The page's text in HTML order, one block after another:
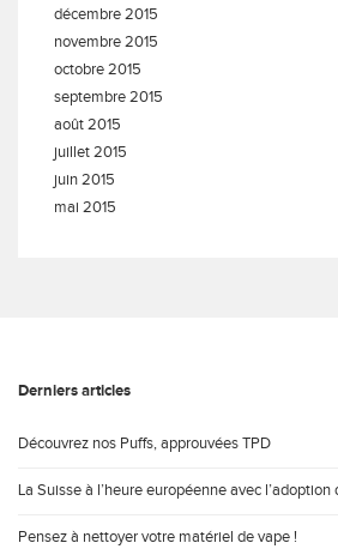
décembre 2015
novembre 2015
octobre 2015
septembre 2015
août 2015
juillet 2015
juin 2015
mai 2015
Derniers articles
Découvrez nos Puffs, approuvées TPD
La Suisse à l’heure européenne avec l’adoption
Pensez à nettoyer votre matériel de vape !